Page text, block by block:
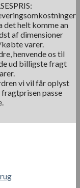
det helt komme an
af dimensioner
varer.
henvende os til
ud billigste fragt
vi vil får oplyst
passe